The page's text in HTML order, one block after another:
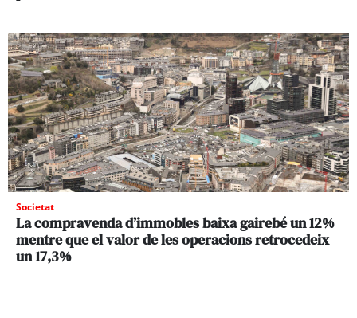
Societat
La compravenda d’immobles baixa gairebé un 12%
mentre que el valor de les operacions retrocedeix
un 17,3%